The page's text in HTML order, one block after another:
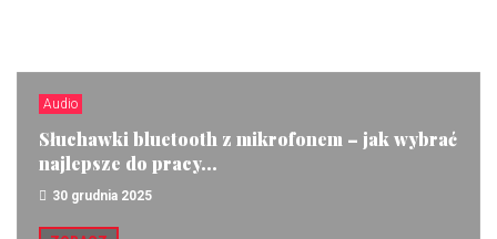
Audio
Słuchawki bluetooth z mikrofonem – jak wybrać
najlepsze do pracy...
30 grudnia 2025